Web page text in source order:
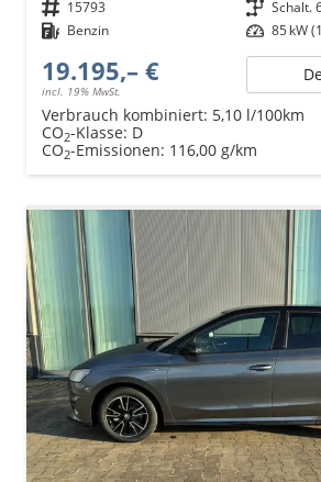
Fahrzeugnr. 15793 Getriebe Schalt.
Kraftstoff Benzin Leistung 85 kW
19.195,– €
incl. 19% MwSt.
Verbrauch kombiniert: 5,10 l/100km
CO2-Klasse: D
CO2-Emissionen: 116,00 g/km